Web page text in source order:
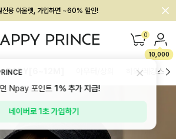
멤버십 최대 28,000원 혜택
0
10,000
BABY[6~12M] 하의/레깅스
Npay 포인트1%추가 지급!
네이버로 1초 가입하기